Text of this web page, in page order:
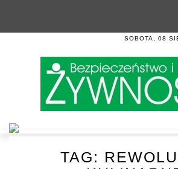
SOBOTA, 08
TAG: